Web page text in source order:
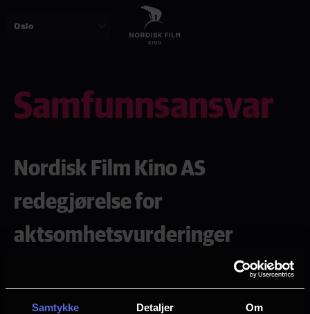
Samtykke Detaljer Om
Samfunnsansvar
Nordisk Film Kino AS
redegjørelse for
aktsomhetsvurderinger
Som en del av Egmont konsernet følger
Nordisk Film Kino AS konsernets retningslinjer,